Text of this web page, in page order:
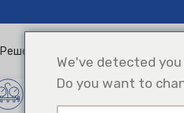
Решения
We've detected
Do you want to